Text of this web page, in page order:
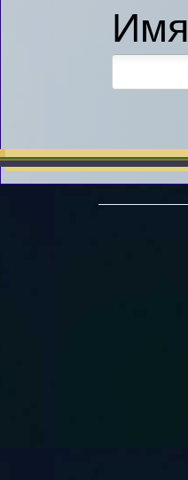
Имя